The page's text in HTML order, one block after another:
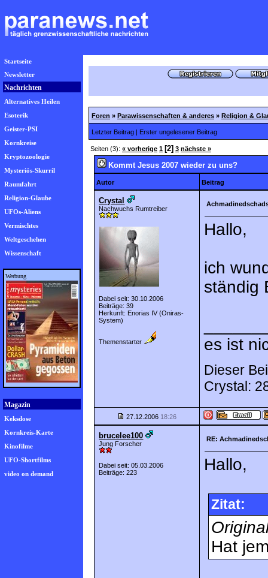
Startseite
Newsletter
Nachrichten
Alternatives Heilen
Esoterik
Geister-PSI
Kornkreise
Kryptozoologie
Mysteriös-Skurril
Raumfahrt
Religion-Glaube
UFOs-Aliens
Vermischtes
Weltgeschehen
Wissenschaft
Werbung
Magazin
Keksdose
Kornkreis-Karte
Kinofilme
UFO-Shortfilms
video on demand
Foren » Parawissenschaften & anderes » Religion &
Letzter Beitrag | Erster ungelesener Beitrag
Seiten (3): « vorherige 1 [2] 3 nächste »
Kommt Jesus 2007 wieder zu uns?
Autor Beitrag
Crystal
Nachwuchs Rumtreiber
Dabei seit: 30.10.2006
Beiträge: 39
Herkunft: Enorias IV (Oniras-
System)
Themenstarter
Hallo,
ich
ständig
es ist
Dieser
Crystal:
27.12.2006 18:26
brucelee100
Jung Forscher
Dabei seit: 05.03.2006
Beiträge: 223
RE:
Hallo,
Zitat:
Hat